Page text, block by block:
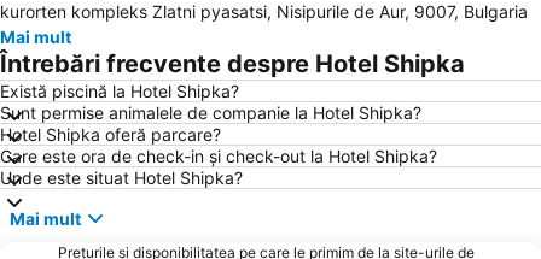
Plaj Sv Sv Konstantin i Elena
Sfinții Împărați Constantin și Elena
Plaja Kabakum
Avtogara Albena
Pasha Dere
Parcul Primorski
Portul Varna
Grădina Botanică
Central entertainment zone - Golden Sands
Chayka
Gara Varna
Plaja Ikantalaka
Akvamarin
kurorten kompleks Zlatni pyasatsi, Nisipurile de Aur, 9007, Bulgaria
Mai mult
Întrebări frecvente despre Hotel Shipka
Există piscină la Hotel Shipka?
Sunt permise animalele de companie la Hotel Shipka?
Hotel Shipka oferă parcare?
Care este ora de check-in și check-out la Hotel Shipka?
Unde este situat Hotel Shipka?
Mai mult
Prețurile și disponibilitatea pe care le primim de la site-urile de